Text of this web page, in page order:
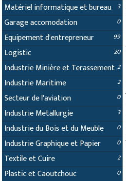
Matériel informatique et bureau 3
Garage accomodation 0
Equipement d'entrepreneur 99
Logistic 20
Industrie Minière et Terassement 2
Industrie Maritime 2
Secteur de l'aviation 0
Industrie Metallurgie 3
Industrie du Bois et du Meuble 0
Industrie Graphique et Papier 0
Textile et Cuire 2
Plastic et Caoutchouc 0